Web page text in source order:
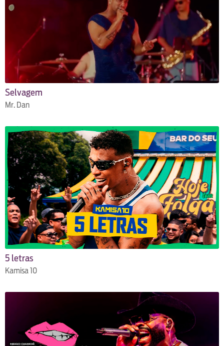
Selvagem
Mr. Dan
5 letras
Kamisa 10